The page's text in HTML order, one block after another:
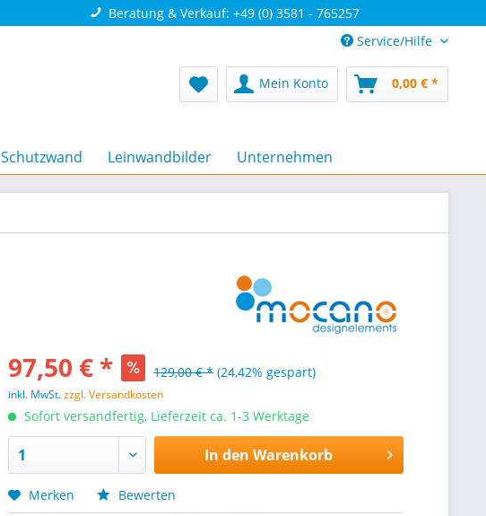
Beratung & Verkauf: +49 (0) 3581 - 765257
Service/Hilfe
Mein Konto 0,00 € *
Schutzwand Leinwandbilder Unternehmen
97,50 € * 129,00 € * (24,42% gespart)
inkl. MwSt.zzgl. Versandkosten
Sofort versandfertig, Lieferzeit ca. 1-3 Werktage
In den Warenkorb
Merken Bewerten